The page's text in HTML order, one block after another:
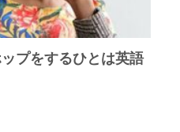
プをするひとは英語